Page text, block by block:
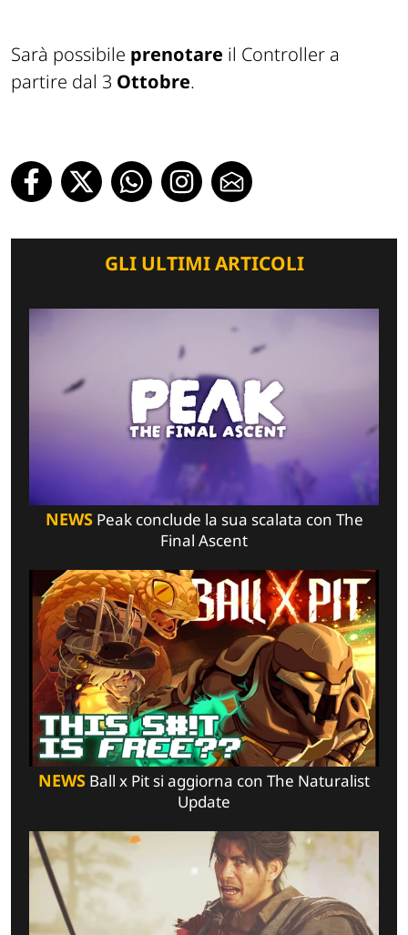
Sarà possibile prenotare il Controller a
partire dal 3 Ottobre.
GLI ULTIMI ARTICOLI
NEWSPeak conclude la sua scalata con The
Final Ascent
NEWS Ball x Pit si aggiorna con The Naturalist
Update